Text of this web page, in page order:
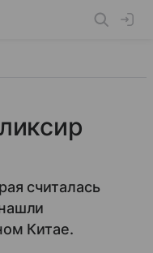
считалась
Китае.